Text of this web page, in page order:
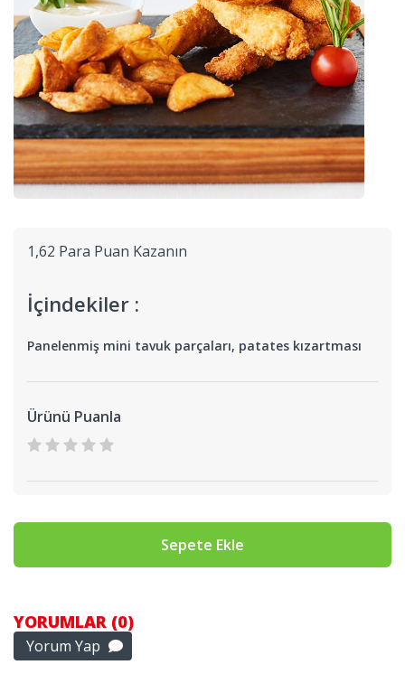
1,62 Para Puan Kazanın
İçindekiler :
Panelenmiş mini tavuk parçaları, patates kızartması
Ürünü Puanla
Sepete Ekle
YORUMLAR (0)
Yorum Yap